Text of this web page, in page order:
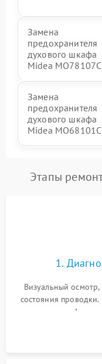
Замена
предохранителя
духового шкафа
Midea
Замена
предохранителя
духового шкафа
Midea
Этапы
1.
Визуальный
состояния
колодке.
конвекцией,